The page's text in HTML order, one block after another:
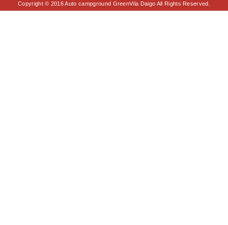
Copyright © 2016 Auto campground GreenVila Daigo All Rights Reserved.